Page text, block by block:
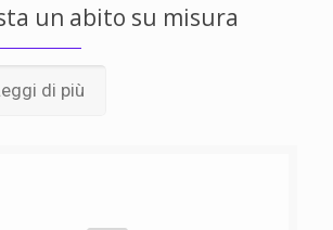
un abito su misura
di più